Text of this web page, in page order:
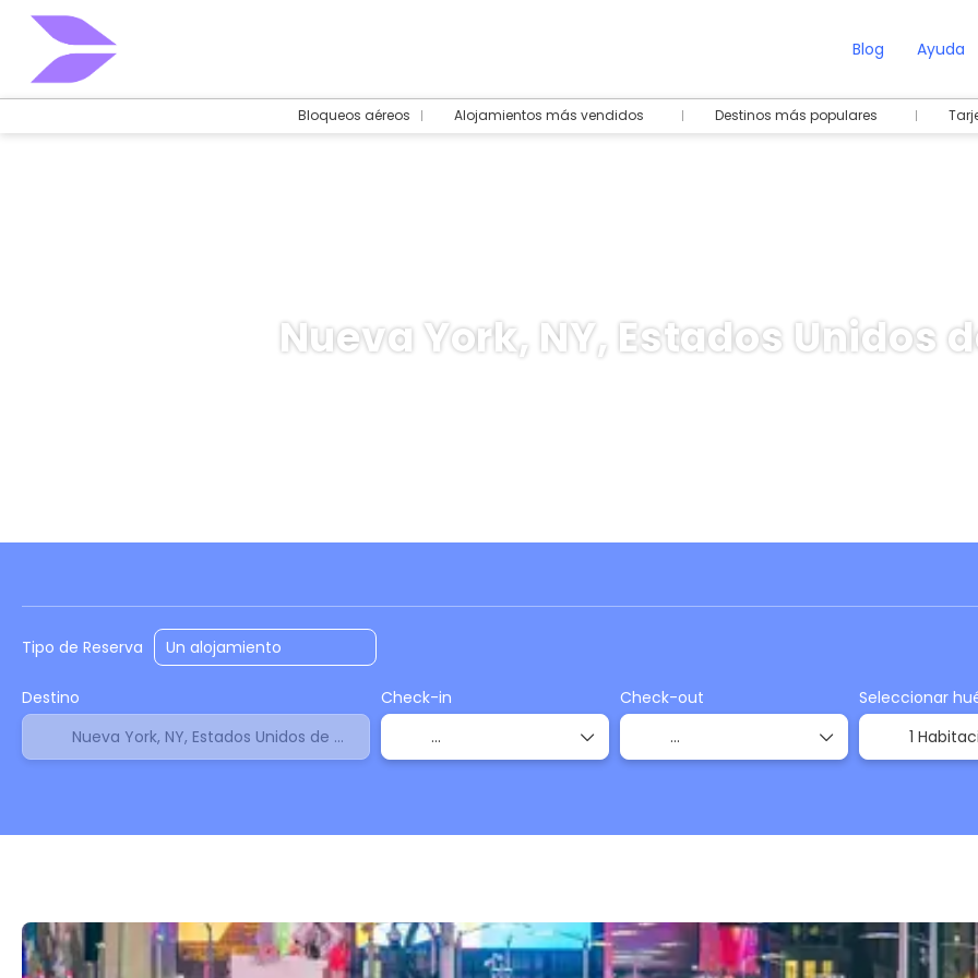
Blog Ayuda
Bloqueos aéreos Alojamientos más vendidos Destinos más populares
Nueva York, NY, Estados Unidos
Tipo de Reserva
Destino Check-in Check-out
Seleccionar
1